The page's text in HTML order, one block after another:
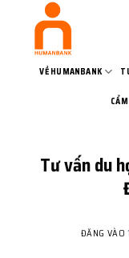
VỀ HUMANBANK
Tư vấn du
ĐĂNG VÀO